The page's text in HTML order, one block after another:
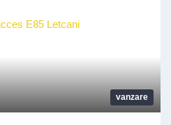
vanzare